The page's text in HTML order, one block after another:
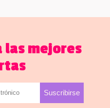
las mejores